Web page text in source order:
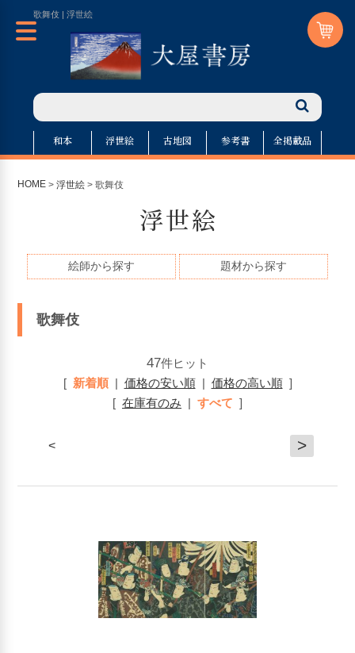
歌舞伎 | 浮世絵
和本 浮世絵 古地図 参考書 全掲載品
HOME >浮世絵 > 歌舞伎
浮世絵
絵師から探す 題材から探す
歌舞伎
47件ヒット
[ 新着順| 価格の安い順| 価格の高い順]
[ 在庫有のみ | すべて ]
< >